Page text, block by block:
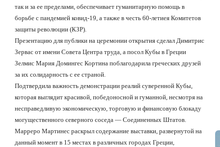
так и за ее пределами, обеспечивает гуманитарную помощь в
борьбе с пандемией ковид-19, а также в честь 60-летиея Комитетов
защиты революции (КЗР).
Презентацию для публики на церемонии открытия сделал Димитрис
Зервас от имени Совета Центра труда, а посол Кубы в Греции
Зелмис Мария Домингес Кортина поблагодарила греческих друзей
за их солидарность с ее страной.
Подтвердила важность демонстрации реалий суверенной Кубы,
которая выглядит красивой, победоносной и гуманной, несмотря на
несправедливую экономическую, торговую и финансовую блокаду
могущественного северного соседа — Соединенных Штатов.
Марреро Мартинес раскрыл содержание выставки, развернутой на
данный момент в 15 местах в различных городах Греции,